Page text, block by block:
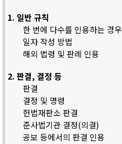
1. 일반 규칙
한 번에 다수를 인용하는 경우
일자 작성 방법
해외 법령 및 판례 인용
2. 판결, 결정 등
판결
결정 및 명령
헌법재판소 판결
준사법기관 결정(의결)
공보 등에서의 판결 인용